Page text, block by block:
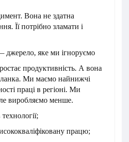
Вона не здатна
Її потрібно зламати і
джерело, яке ми ігноруємо
продуктивність. А вона
Ми маємо найнижчі
праці в регіоні. Ми
виробляємо менше.
працю;